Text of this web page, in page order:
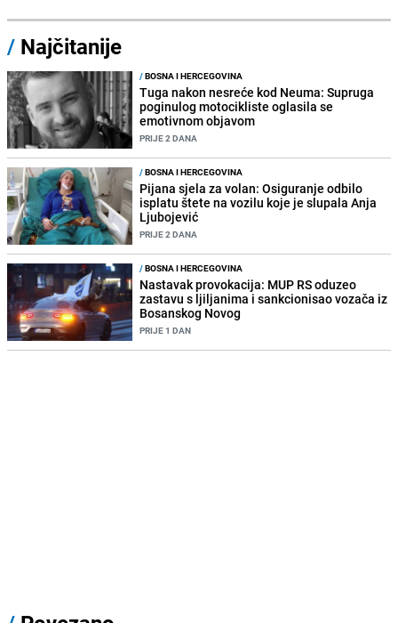
/ Najčitanije
/BOSNA I HERCEGOVINA
Tuga nakon nesreće kod Neuma: Supruga
poginulog motocikliste oglasila se
emotivnom objavom
PRIJE 2 DANA
/BOSNA I HERCEGOVINA
Pijana sjela za volan: Osiguranje odbilo
isplatu štete na vozilu koje je slupala Anja
Ljubojević
PRIJE 2 DANA
/BOSNA I HERCEGOVINA
Nastavak provokacija: MUP RS oduzeo
zastavu s ljiljanima i sankcionisao vozača iz
Bosanskog Novog
PRIJE 1 DAN